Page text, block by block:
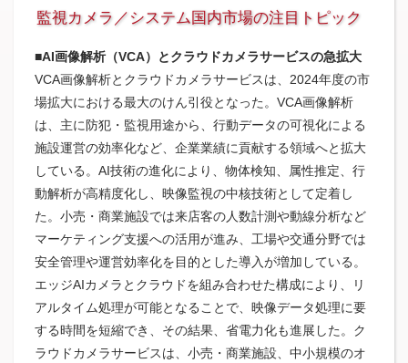
監視カメラ／システム国内市場の注目トピック
■AI画像解析（VCA）とクラウドカメラサービスの急拡大
VCA画像解析とクラウドカメラサービスは、2024年度の市
場拡大における最大のけん引役となった。VCA画像解析
は、主に防犯・監視用途から、行動データの可視化による
施設運営の効率化など、企業業績に貢献する領域へと拡大
している。AI技術の進化により、物体検知、属性推定、行
動解析が高精度化し、映像監視の中核技術として定着し
た。小売・商業施設では来店客の人数計測や動線分析など
マーケティング支援への活用が進み、工場や交通分野では
安全管理や運営効率化を目的とした導入が増加している。
エッジAIカメラとクラウドを組み合わせた構成により、リ
アルタイム処理が可能となることで、映像データ処理に要
する時間を短縮でき、その結果、省電力化も進展した。ク
ラウドカメラサービスは、小売・商業施設、中小規模のオ